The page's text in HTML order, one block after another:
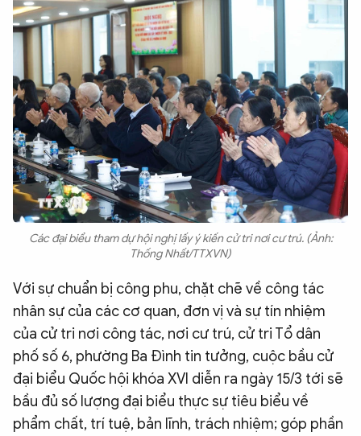
Các đại biểu tham dự hội nghị lấy ý kiến cử tri nơi cư trú. (Ảnh:
Thống Nhất/TTXVN)
Với sự chuẩn bị công phu, chặt chẽ về công tác
nhân sự của các cơ quan, đơn vị và sự tín nhiệm
của cử tri nơi công tác, nơi cư trú, cử tri Tổ dân
phố số 6, phường Ba Đình tin tưởng, cuộc bầu cử
đại biểu Quốc hội khóa XVI diễn ra ngày 15/3 tới sẽ
bầu đủ số lượng đại biểu thực sự tiêu biểu về
phẩm chất, trí tuệ, bản lĩnh, trách nhiệm; góp phần